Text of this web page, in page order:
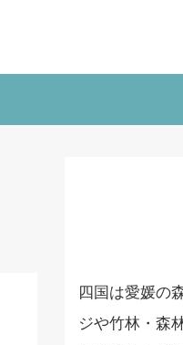
四国は愛媛の
ジや竹林・森